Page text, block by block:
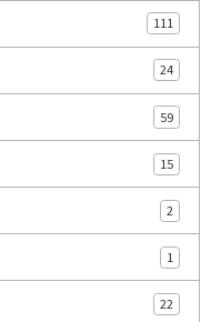
111
24
59
15
2
1
22